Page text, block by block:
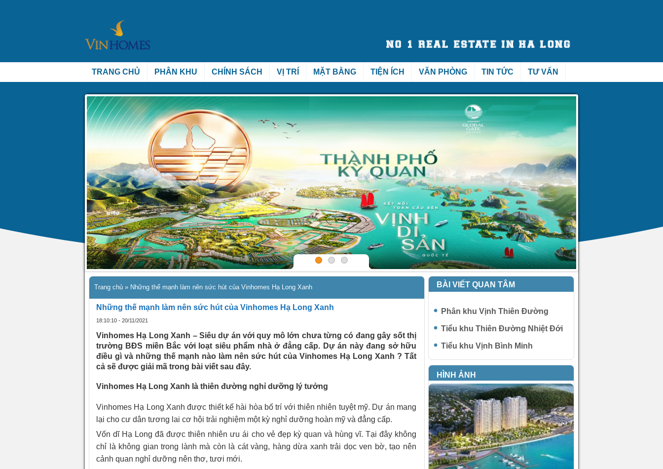
TRANG CHỦ PHÂN KHU CHÍNH SÁCH VỊ TRÍ MẶT BẰNG TIỆN ÍCH VĂN PHÒNG TIN TỨC TƯ VẤN
Trang chủ » Những thế mạnh làm nên sức hút của Vinhomes Hạ Long Xanh
Những thế mạnh làm nên sức hút của Vinhomes Hạ Long Xanh
18:10:10 - 20/11/2021
Vinhomes Hạ Long Xanh – Siêu dự án với quy mô lớn chưa từng có đang gây sốt thị
trường BĐS miền Bắc với loạt siêu phẩm nhà ở đẳng cấp. Dự án này đang sở hữu
điều gì và những thế mạnh nào làm nên sức hút của Vinhomes Hạ Long Xanh ? Tất
cả sẽ được giải mã trong bài viết sau đây.
Vinhomes Hạ Long Xanh là thiên đường nghỉ dưỡng lý tưởng
Vinhomes Hạ Long Xanh được thiết kế hài hòa bố trí với thiên nhiên tuyệt mỹ. Dự án mang
lại cho cư dân tương lai cơ hội trải nghiệm một kỳ nghỉ dưỡng hoàn mỹ và đẳng cấp.
Vốn dĩ Hạ Long đã được thiên nhiên ưu ái cho vẻ đẹp kỳ quan và hùng vĩ. Tại đây không
chỉ là không gian trong lành mà còn là cát vàng, hàng dừa xanh trải dọc ven bờ, tạo nên
cảnh quan nghỉ dưỡng nên thơ, tươi mới.
BÀI VIẾT QUAN TÂM
Phân khu Vịnh Thiên Đường
Tiểu khu Thiên Đường Nhiệt Đới
Tiểu khu Vịnh Bình Minh
HÌNH ẢNH